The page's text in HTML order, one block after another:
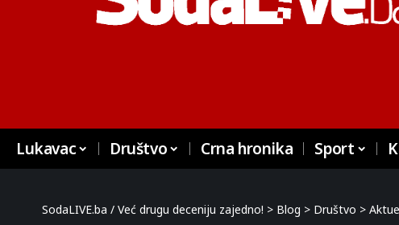
Lukavac Društvo Crna hronika Sport
SodaLIVE.ba / Već drugu deceniju zajedno! > Blog > Društvo >